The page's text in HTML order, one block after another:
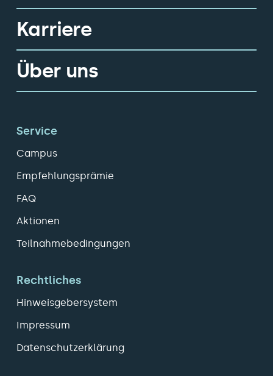
Karriere
Über uns
Service
Campus
Empfehlungsprämie
FAQ
Aktionen
Teilnahmebedingungen
Rechtliches
Hinweisgebersystem
Impressum
Datenschutzerklärung